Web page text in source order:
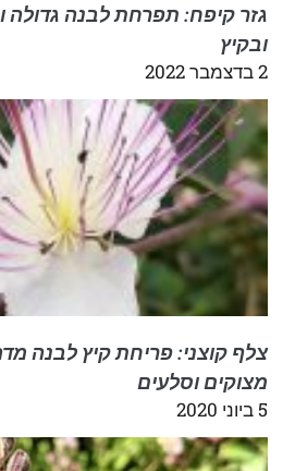
גזר קיפח: תפרחת לבנה גדולה
ובקיץ
2 בדצמבר 2022
צלף קוצני: פריחת קיץ לבנה
מצוקים וסלעים
5 ביוני 2020